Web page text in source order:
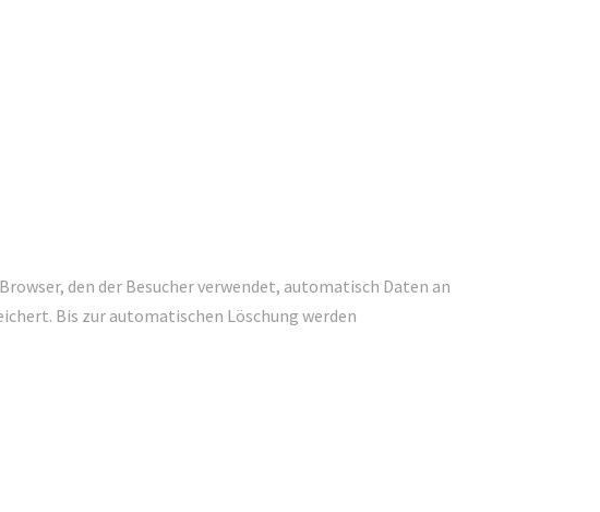
den der Besucher verwendet, automatisch Daten an
Bis zur automatischen Löschung werden